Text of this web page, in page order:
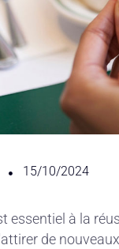
15/10/2024
essentiel à la
de